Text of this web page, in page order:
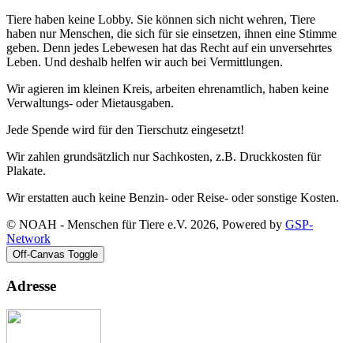
Tiere haben keine Lobby. Sie können sich nicht wehren, Tiere
haben nur Menschen, die sich für sie einsetzen, ihnen eine Stimme
geben. Denn jedes Lebewesen hat das Recht auf ein unversehrtes
Leben. Und deshalb helfen wir auch bei Vermittlungen.
Wir agieren im kleinen Kreis, arbeiten ehrenamtlich, haben keine
Verwaltungs- oder Mietausgaben.
Jede Spende wird für den Tierschutz eingesetzt!
Wir zahlen grundsätzlich nur Sachkosten, z.B. Druckkosten für
Plakate.
Wir erstatten auch keine Benzin- oder Reise- oder sonstige Kosten.
© NOAH - Menschen für Tiere e.V. 2026, Powered by GSP-
Network
Off-Canvas Toggle
Adresse